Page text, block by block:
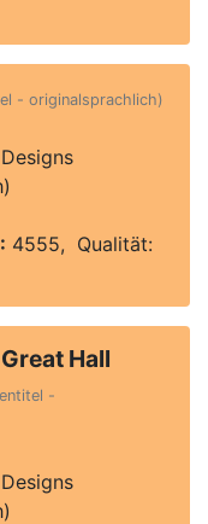
- originalsprachlich)
4555, Qualität:
Hall
-